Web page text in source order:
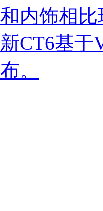
内饰相
CT6基于
。